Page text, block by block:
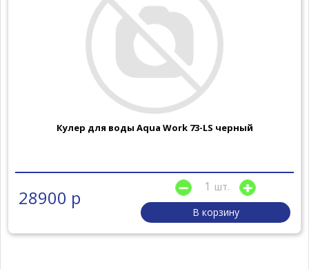
Кулер для воды Aqua Work 73-LS черный
28900 р
шт.
В корзину